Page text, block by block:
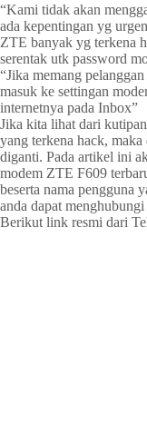
“Kami tidak akan
ada kepentingan yg
ZTE banyak yg terkena
serentak utk password
“Jika memang
masuk ke settingan
internetnya pada Inbox”
Jika kita lihat dari
yang terkena hack,
diganti. Pada artikel ini
modem ZTE F609
beserta nama pengguna
anda dapat
Berikut link resmi dari